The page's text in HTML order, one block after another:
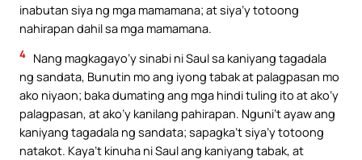
inabutan siya ng mga mamamana; at siya’y totoong
nahirapan dahil sa mga mamamana.
4 Nang magkagayo’y sinabi ni Saul sa kaniyang tagadala
ng sandata, Bunutin mo ang iyong tabak at palagpasan mo
ako niyaon; baka dumating ang mga hindi tuling ito at ako’y
palagpasan, at ako’y kanilang pahirapan. Nguni’t ayaw ang
kaniyang tagadala ng sandata; sapagka’t siya’y totoong
natakot. Kaya’t kinuha ni Saul ang kaniyang tabak, at